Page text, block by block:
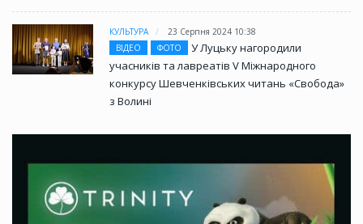
КУЛЬТУРА
23 Серпня 2024 10:38
ВІДЕО
ФОТО
У Луцьку нагородили
учасників та лавреатів V Міжнародного
конкурсу Шевченківських читань «Свобода»
з Волині